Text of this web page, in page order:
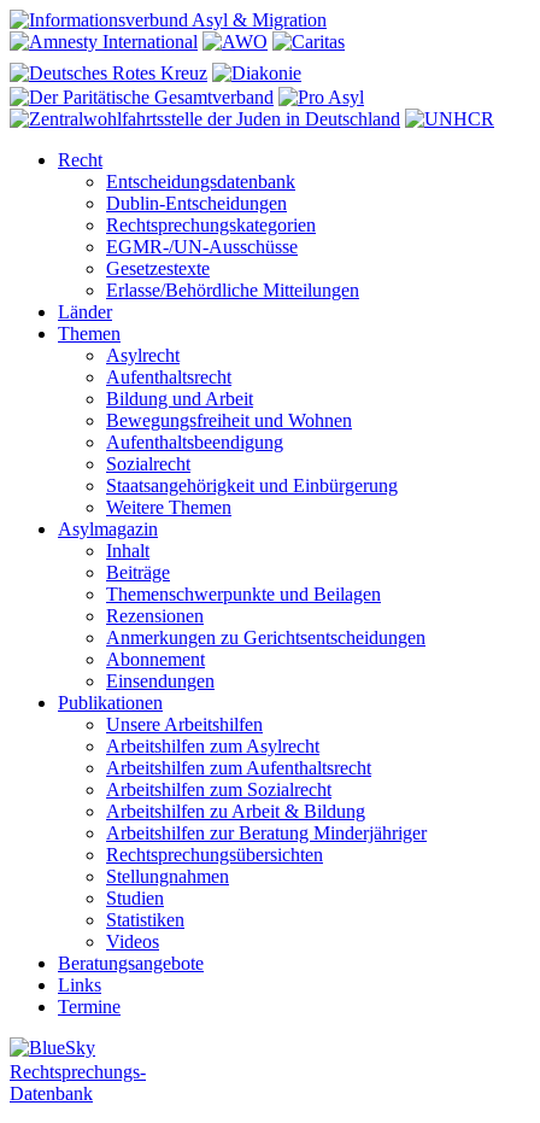
Recht
Entscheidungsdatenbank
Dublin-Entscheidungen
Rechtsprechungskategorien
EGMR-/UN-Ausschüsse
Gesetzestexte
Erlasse/Behördliche Mitteilungen
Länder
Themen
Asylrecht
Aufenthaltsrecht
Bildung und Arbeit
Bewegungsfreiheit und Wohnen
Aufenthaltsbeendigung
Sozialrecht
Staatsangehörigkeit und Einbürgerung
Weitere Themen
Asylmagazin
Inhalt
Beiträge
Themenschwerpunkte und Beilagen
Rezensionen
Anmerkungen zu Gerichtsentscheidungen
Abonnement
Einsendungen
Publikationen
Unsere Arbeitshilfen
Arbeitshilfen zum Asylrecht
Arbeitshilfen zum Aufenthaltsrecht
Arbeitshilfen zum Sozialrecht
Arbeitshilfen zu Arbeit & Bildung
Arbeitshilfen zur Beratung Minderjähriger
Rechtsprechungsübersichten
Stellungnahmen
Studien
Statistiken
Videos
Beratungsangebote
Links
Termine
Rechtsprechungs-
Datenbank